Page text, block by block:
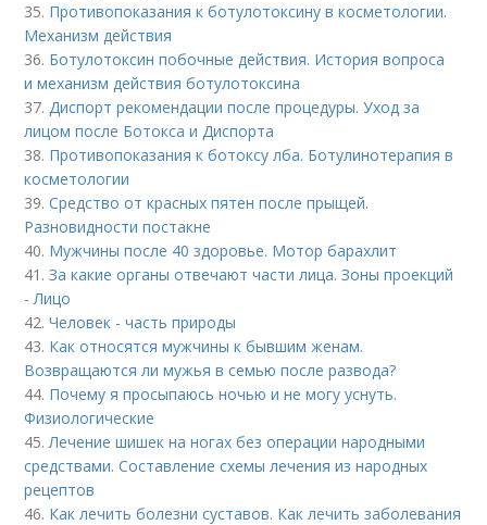
35. Противопоказания к ботулотоксину в косметологии.
Механизм действия
36. Ботулотоксин побочные действия. История вопроса
и механизм действия ботулотоксина
37.Диспорт рекомендации после процедуры. Уход за
лицом после Ботокса и Диспорта
38. Противопоказания к ботоксу лба. Ботулинотерапия в
косметологии
39.Средство от красных пятен после прыщей.
Разновидности постакне
40. Мужчины после 40 здоровье. Мотор барахлит
41.За какие органы отвечают части лица. Зоны проекций
- Лицо
42.Человек - часть природы
43. Как относятся мужчины к бывшим женам.
Возвращаются ли мужья в семью после развода?
44. Почему я просыпаюсь ночью и не могу уснуть.
Физиологические
45.Лечение шишек на ногах без операции народными
средствами. Составление схемы лечения из народных
рецептов
46. Как лечить болезни суставов. Как лечить заболевания